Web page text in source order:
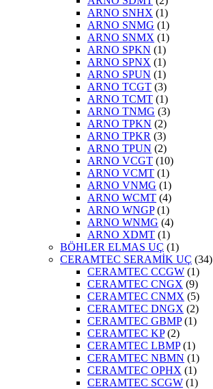
ARNO SNHX (1)
ARNO SNMG (1)
ARNO SNMX (1)
ARNO SPKN (1)
ARNO SPNX (1)
ARNO SPUN (1)
ARNO TCGT (3)
ARNO TCMT (1)
ARNO TNMG (3)
ARNO TPKN (2)
ARNO TPKR (3)
ARNO TPUN (2)
ARNO VCGT (10)
ARNO VCMT (1)
ARNO VNMG (1)
ARNO WCMT (4)
ARNO WNGP(1)
ARNO WNMG (4)
ARNO XDMT (1)
BÖHLER ELMAS UÇ (1)
CERAMTEC SERAMİK UÇ (34)
CERAMTEC CCGW (1)
CERAMTEC CNGX (9)
CERAMTEC CNMX (5)
CERAMTEC DNGX (2)
CERAMTEC GBMP(1)
CERAMTEC KP(2)
CERAMTEC LBMP(1)
CERAMTEC NBMN (1)
CERAMTEC OPHX (1)
CERAMTEC SCGW (1)